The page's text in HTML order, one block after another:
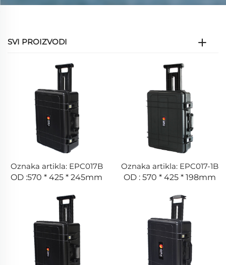
SVI PROIZVODI
Oznaka artikla: EPC017B
OD :570 * 425 * 245mm
Oznaka artikla: EPC017-1B
OD : 570 * 425 * 198mm